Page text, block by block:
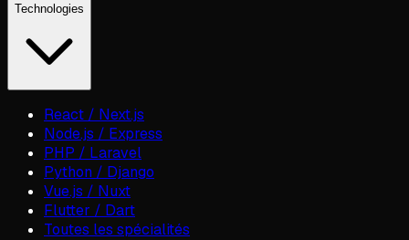
Technologies
React / Next.js
Node.js / Express
PHP / Laravel
Python / Django
Vue.js / Nuxt
Flutter / Dart
Toutes les spécialités